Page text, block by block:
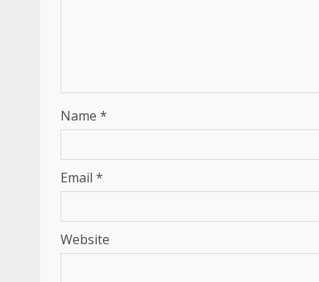
Name *
Email *
Website